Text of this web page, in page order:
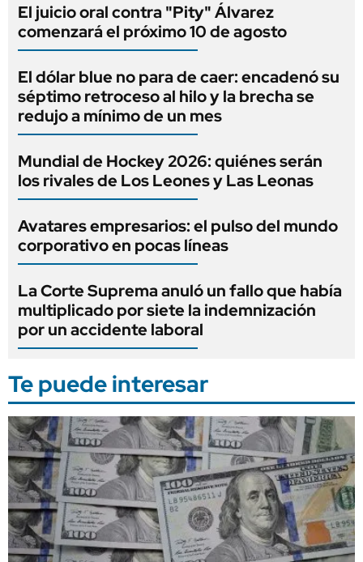
El juicio oral contra "Pity" Álvarez
comenzará el próximo 10 de agosto
El dólar blue no para de caer: encadenó su
séptimo retroceso al hilo y la brecha se
redujo a mínimo de un mes
Mundial de Hockey 2026: quiénes serán
los rivales de Los Leones y Las Leonas
Avatares empresarios: el pulso del mundo
corporativo en pocas líneas
La Corte Suprema anuló un fallo que había
multiplicado por siete la indemnización
por un accidente laboral
Te puede interesar